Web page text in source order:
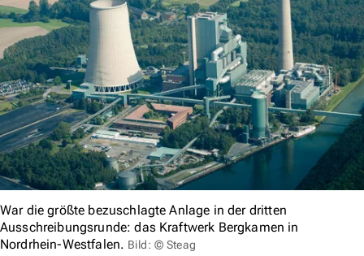
War die größte bezuschlagte Anlage in der dritten
Ausschreibungsrunde: das Kraftwerk Bergkamen in
Nordrhein-Westfalen. Bild: © Steag